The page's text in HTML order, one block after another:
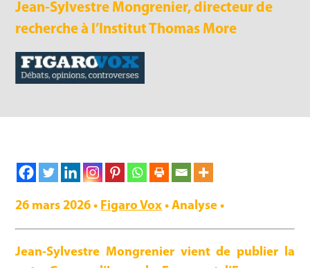
Jean-Sylvestre Mongrenier, directeur de
recherche à l’Institut Thomas More
26 mars 2026 • Figaro Vox • Analyse •
Jean-Sylvestre Mongrenier vient de publier la